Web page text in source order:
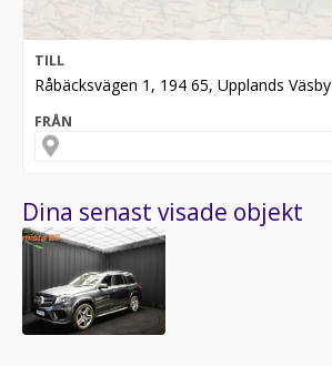
TILL
Råbäcksvägen 1, 194 65, Upplands Väsby
FRÅN
Dina senast visade objekt